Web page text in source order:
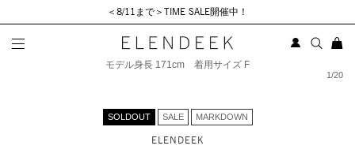
＜8/11まで＞TIME SALE開催中！
1/20
モデル身長 171cm 着用サイズ F
SOLDOUT SALE MARKDOWN
ELENDEEK